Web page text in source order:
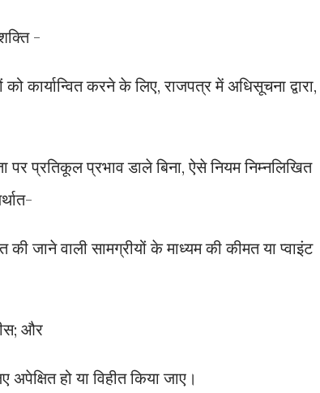
-
कार्यान्वित करने के लिए, राजपत्र में अधिसूचना द्वारा,
पर प्रतिकूल प्रभाव डाले बिना, ऐसे नियम निम्नलिखित
जाने वाली सामग्रीयों के माध्यम की कीमत या प्वाइंट
और
हो या विहीत किया जाए।